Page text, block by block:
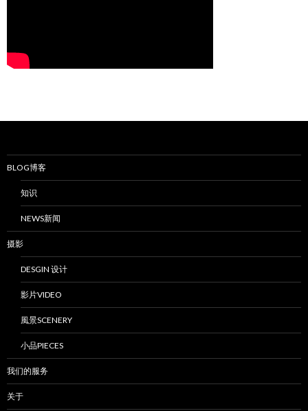
BLOG博客
知识
NEWS新闻
摄影
DESGIN 设计
影片VIDEO
風景SCENERY
小品PIECES
我们的服务
关于